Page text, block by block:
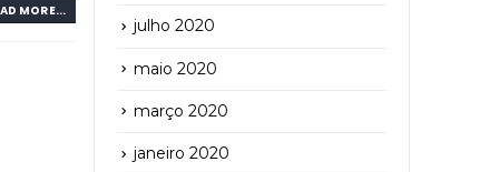
MORE...
julho 2020
maio 2020
março 2020
janeiro 2020